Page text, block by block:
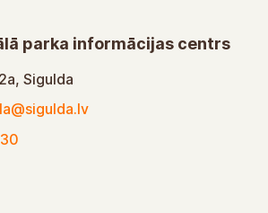
parka informācijas centrs
Sigulda